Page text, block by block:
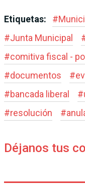
Etiquetas: #
#Junta Municipal
#comitiva fiscal -
#documentos #
#bancada liberal #
#resolución #
Déjanos tus